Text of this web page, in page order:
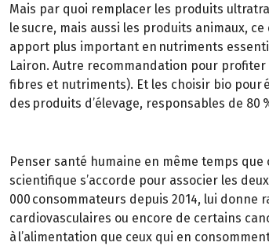
Mais par quoi remplacer les produits
le sucre, mais aussi les produits animaux,
apport plus important en nutriments
Lairon. Autre recommandation pour
fibres et nutriments). Et les choisir bio pour
des produits d’élevage, responsables de 80
Penser santé humaine en même temps
scientifique s’accorde pour associer les
000 consommateurs depuis 2014, lui donne
cardiovasculaires ou encore de certains
à l’alimentation que ceux qui en